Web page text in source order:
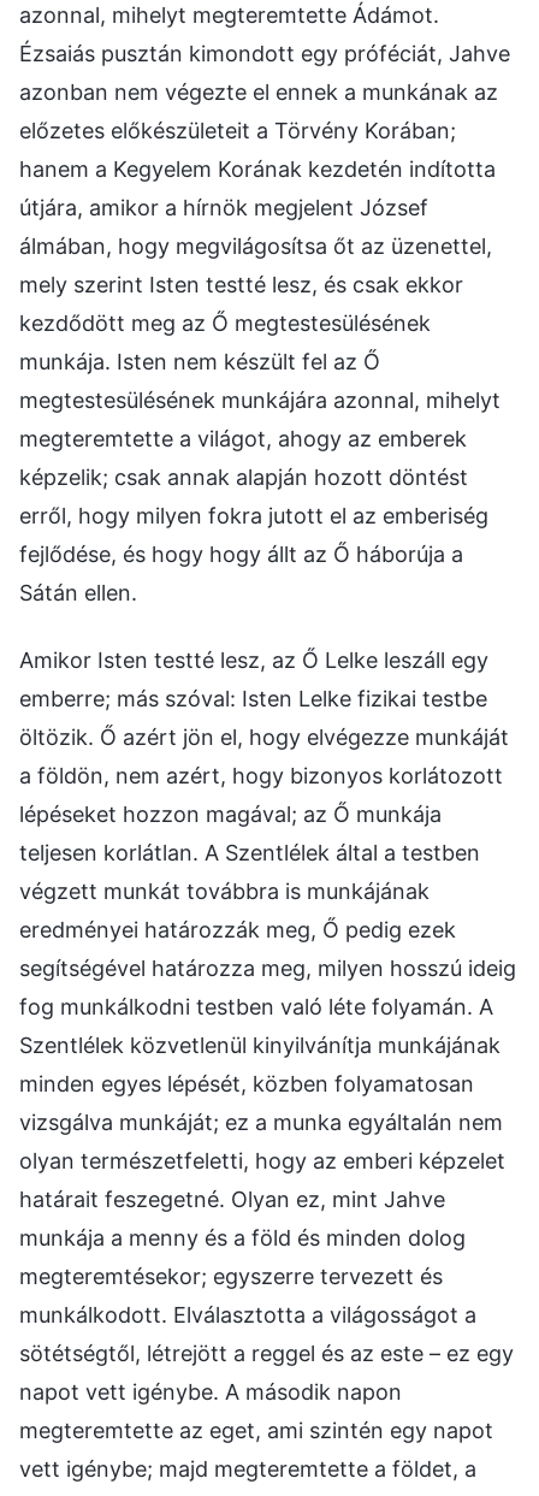
azonnal, mihelyt megteremtette Ádámot.
Ézsaiás pusztán kimondott egy próféciát, Jahve
azonban nem végezte el ennek a munkának az
előzetes előkészületeit a Törvény Korában;
hanem a Kegyelem Korának kezdetén indította
útjára, amikor a hírnök megjelent József
álmában, hogy megvilágosítsa őt az üzenettel,
mely szerint Isten testté lesz, és csak ekkor
kezdődött meg az Ő megtestesülésének
munkája. Isten nem készült fel az Ő
megtestesülésének munkájára azonnal, mihelyt
megteremtette a világot, ahogy az emberek
képzelik; csak annak alapján hozott döntést
erről, hogy milyen fokra jutott el az emberiség
fejlődése, és hogy hogy állt az Ő háborúja a
Sátán ellen.
Amikor Isten testté lesz, az Ő Lelke leszáll egy
emberre; más szóval: Isten Lelke fizikai testbe
öltözik. Ő azért jön el, hogy elvégezze munkáját
a földön, nem azért, hogy bizonyos korlátozott
lépéseket hozzon magával; az Ő munkája
teljesen korlátlan. A Szentlélek által a testben
végzett munkát továbbra is munkájának
eredményei határozzák meg, Ő pedig ezek
segítségével határozza meg, milyen hosszú ideig
fog munkálkodni testben való léte folyamán. A
Szentlélek közvetlenül kinyilvánítja munkájának
minden egyes lépését, közben folyamatosan
vizsgálva munkáját; ez a munka egyáltalán nem
olyan természetfeletti, hogy az emberi képzelet
határait feszegetné. Olyan ez, mint Jahve
munkája a menny és a föld és minden dolog
megteremtésekor; egyszerre tervezett és
munkálkodott. Elválasztotta a világosságot a
sötétségtől, létrejött a reggel és az este – ez egy
napot vett igénybe. A második napon
megteremtette az eget, ami szintén egy napot
vett igénybe; majd megteremtette a földet, a